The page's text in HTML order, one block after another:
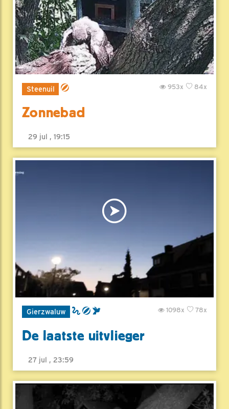
Steenuil 84x
953x
Zonnebad
29 jul , 19:15
Gierzwaluw 78x
1098x
De laatste uitvlieger
27 jul , 23:59